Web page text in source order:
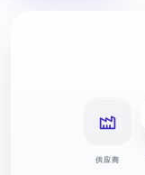
供应商